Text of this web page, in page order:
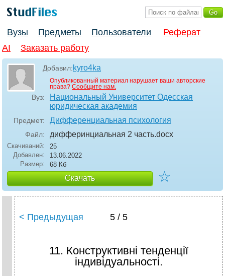
Вузы Предметы Пользователи
Реферат
AI
Заказать работу
Добавил:kyro4ka
Опубликованный материал нарушает ваши авторские
права? Сообщите нам.
Вуз:
Национальный Университет Одесская
юридическая академия
Предмет: Дифференциальная психология
Файл: дифферинциальная 2 часть.docx
Скачиваний:
25
Добавлен:
13.06.2022
Размер:
68 Кб
Скачать ☆
< Предыдущая 5 / 5
11. Конструктивні тенденції
індивідуальності.